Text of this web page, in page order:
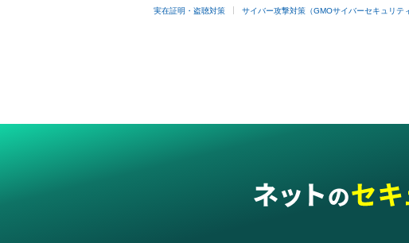
実在証明・盗聴対策 サイバー攻撃対策（GMOサイバーセキュリテ